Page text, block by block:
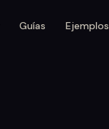
Guías Ejemplos